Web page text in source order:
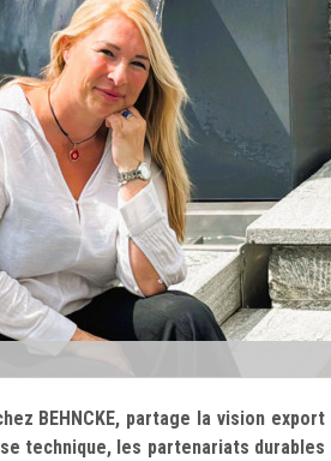
BEHNCKE, partage la vision export
technique, les partenariats durables